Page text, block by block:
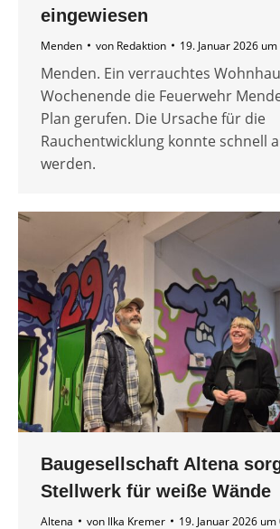
eingewiesen
Menden von Redaktion 19. Januar 2026
Menden. Ein verrauchtes
Wochenende die Feuerwehr
Plan gerufen. Die Ursache für die
Rauchentwicklung konnte schnell
werden.
Baugesellschaft Altena
Stellwerk für weiße Wände
Altena von Ilka Kremer 19. Januar 2026 um